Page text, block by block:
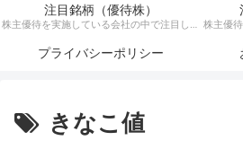
注目銘柄（優待株）
株主優待を実施している会社の中で注目して 株主優
プライバシーポリシー
きなこ値